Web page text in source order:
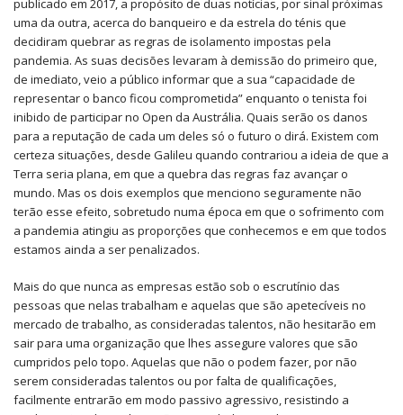
publicado em 2017, a propósito de duas notícias, por sinal próximas
uma da outra, acerca do banqueiro e da estrela do ténis que
decidiram quebrar as regras de isolamento impostas pela
pandemia. As suas decisões levaram à demissão do primeiro que,
de imediato, veio a público informar que a sua “capacidade de
representar o banco ficou comprometida” enquanto o tenista foi
inibido de participar no Open da Austrália. Quais serão os danos
para a reputação de cada um deles só o futuro o dirá. Existem com
certeza situações, desde Galileu quando contrariou a ideia de que a
Terra seria plana, em que a quebra das regras faz avançar o
mundo. Mas os dois exemplos que menciono seguramente não
terão esse efeito, sobretudo numa época em que o sofrimento com
a pandemia atingiu as proporções que conhecemos e em que todos
estamos ainda a ser penalizados.
Mais do que nunca as empresas estão sob o escrutínio das
pessoas que nelas trabalham e aquelas que são apetecíveis no
mercado de trabalho, as consideradas talentos, não hesitarão em
sair para uma organização que lhes assegure valores que são
cumpridos pelo topo. Aquelas que não o podem fazer, por não
serem consideradas talentos ou por falta de qualificações,
facilmente entrarão em modo passivo agressivo, resistindo a